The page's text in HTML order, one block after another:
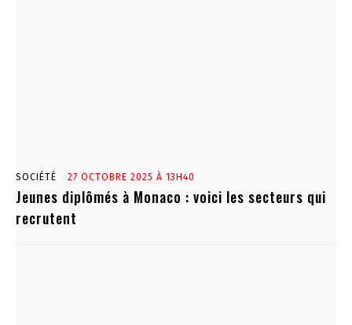
SOCIÉTÉ 27 OCTOBRE 2025 À 13H40
Jeunes diplômés à Monaco : voici les secteurs qui
recrutent